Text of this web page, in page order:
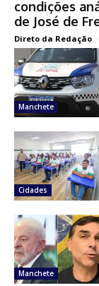
condições
de José de
Direto da Redação -
Manchete
Cidades
Manchete